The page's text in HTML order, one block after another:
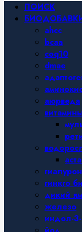
Основное
меню
ПОИСК
ahcc
bcaa
coq10
dmae
аюрведа
гинкго
дикий
железо
индол-